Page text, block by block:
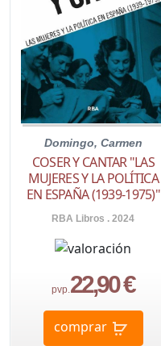
Domingo, Carmen
COSER Y CANTAR "LAS
MUJERES Y LA POLÍTICA
EN ESPAÑA (1939-1975)"
RBA Libros . 2024
pvp.22,90 €
comprar